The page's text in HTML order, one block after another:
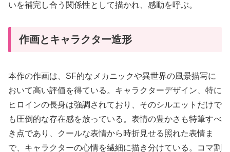
いを補完し合う関係性として描かれ、感動を呼ぶ。
作画とキャラクター造形
本作の作画は、SF的なメカニックや異世界の風景描写に
おいて高い評価を得ている。キャラクターデザイン、特に
ヒロインの長身は強調されており、そのシルエットだけで
も圧倒的な存在感を放っている。表情の豊かさも特筆すべ
き点であり、クールな表情から時折見せる照れた表情ま
で、キャラクターの心情を繊細に描き分けている。コマ割